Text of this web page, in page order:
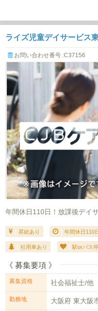
ライズ児童デイサービス
お問い合わせ番号 :C37156
年間休日110日！放課後デイ
昇給あり 年間休日110
社用車あり 駅orバス
《 募集要項 》
募集資格 社会福祉士/他
勤務地 大阪府 東大阪